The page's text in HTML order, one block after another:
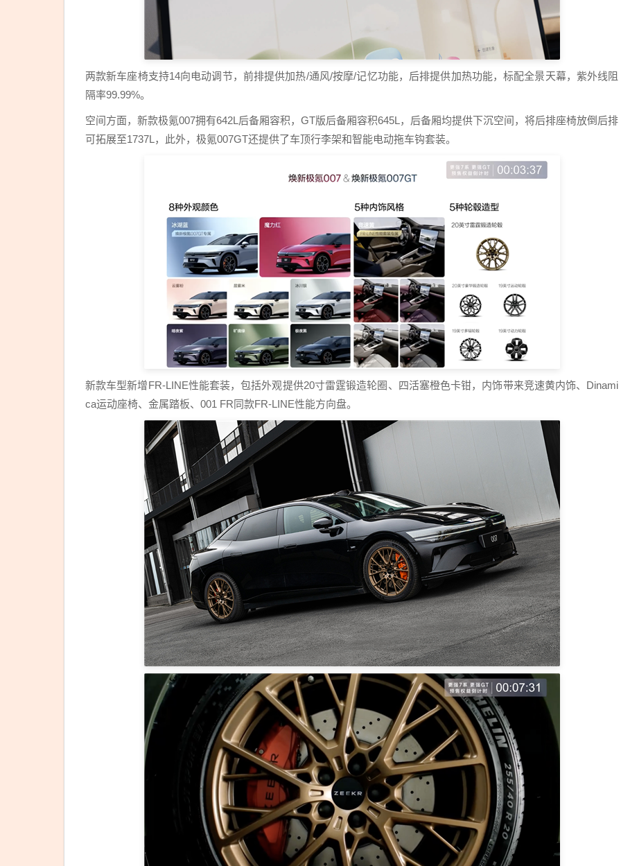
两款新车座椅支持14向电动调节，前排提供加热/通风/按摩/记忆功能，后排提供加热功能，标配全景天幕，紫外线阻
隔率99.99%。
空间方面，新款极氪007拥有642L后备厢容积，GT版后备厢容积645L，后备厢均提供下沉空间，将后排座椅放倒后排
可拓展至1737L，此外，极氪007GT还提供了车顶行李架和智能电动拖车钩套装。
新款车型新增FR-LINE性能套装，包括外观提供20寸雷霆锻造轮圈、四活塞橙色卡钳，内饰带来竞速黄内饰、Dinami
ca运动座椅、金属踏板、001 FR同款FR-LINE性能方向盘。